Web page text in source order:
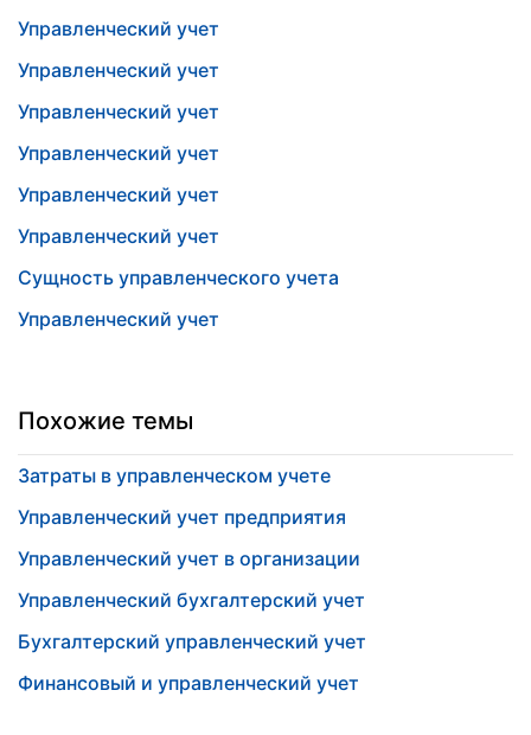
Управленческий учет
Управленческий учет
Управленческий учет
Управленческий учет
Управленческий учет
Управленческий учет
Сущность управленческого учета
Управленческий учет
Похожие темы
Затраты в управленческом учете
Управленческий учет предприятия
Управленческий учет в организации
Управленческий бухгалтерский учет
Бухгалтерский управленческий учет
Финансовый и управленческий учет